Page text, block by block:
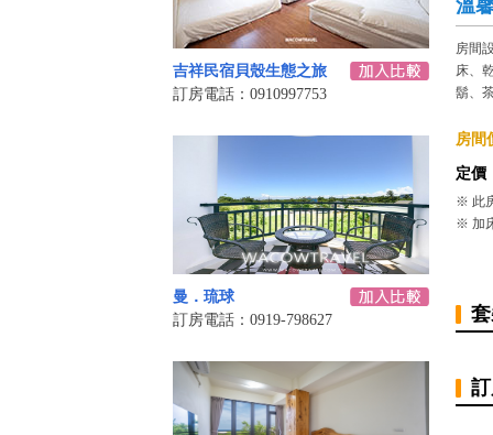
吉祥民宿貝殼生態之旅
訂房電話：0910997753
曼．琉球
訂房電話：0919-798627
溫
房間
床、
鬍、
房間
定價
※ 此
※ 加